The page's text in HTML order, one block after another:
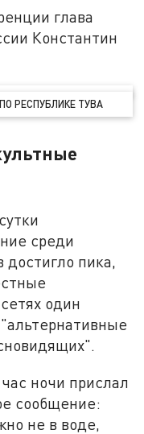
глава
Константин
РЕСПУБЛИКЕ ТУВА
среди
достигло пика,
один
ночи прислал
сообщение:
не в воде,